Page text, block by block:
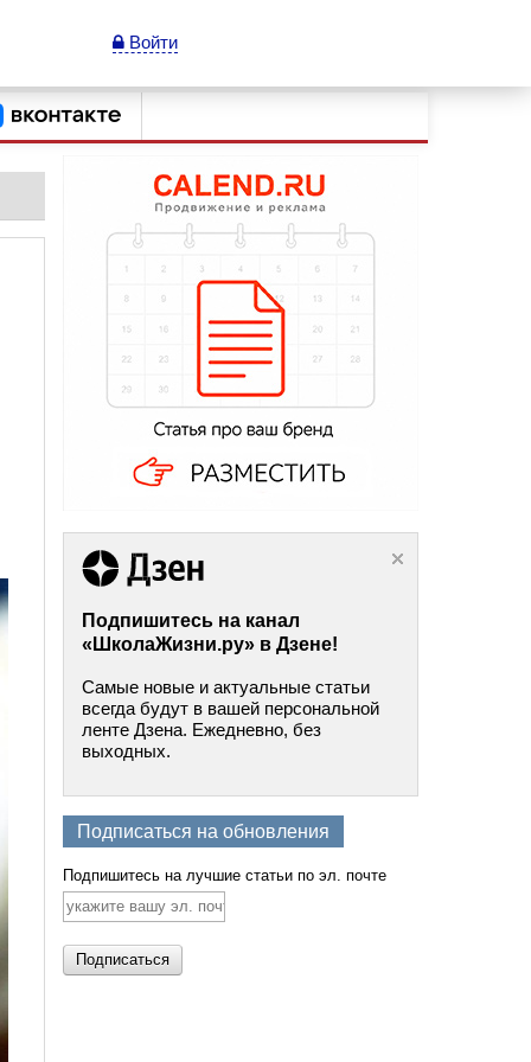
Войти
Подпишитесь на канал
«ШколаЖизни.ру» в Дзене!
Самые новые и актуальные статьи
всегда будут в вашей персональной
ленте Дзена. Ежедневно, без
выходных.
Подписаться на обновления
Подпишитесь на лучшие статьи по эл. почте